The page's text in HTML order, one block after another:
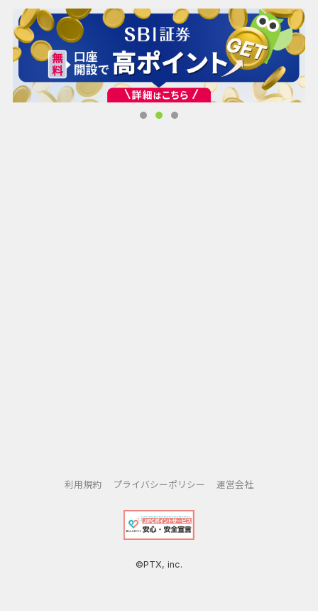
利用規約 プライバシーポリシー 運営会社
©PTX, inc.